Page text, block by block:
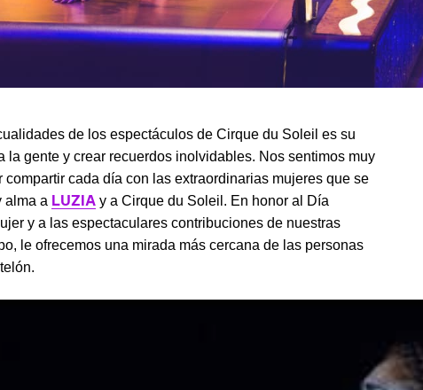
de los espectáculos de Cirque du Soleil es su
la gente y crear recuerdos inolvidables. Nos sentimos muy
compartir cada día con las extraordinarias mujeres que se
alma a LUZIA y a Cirque du Soleil. En honor al Día
y a las espectaculares contribuciones de nuestras
le ofrecemos una mirada más cercana de las personas